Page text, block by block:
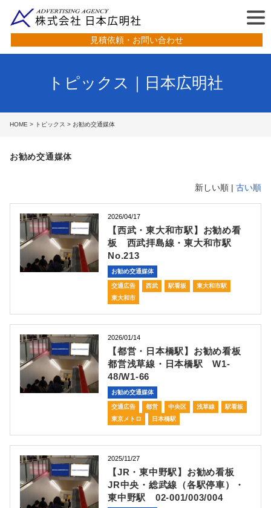
見積依頼・お問い合わせ
トピックス｜日本広明社
HOME > トピックス > お勧め交通媒体
お勧め交通媒体
新しい順 | 古い順
2026/04/17
【西武・東大和市駅】お勧め看
板 西武拝島線・東大和市駅
No.213
お勧め交通媒体
交通広告 西武 駅看板
東大和市駅
東大和市
2026/01/14
【都営・日本橋駅】お勧め看板
都営浅草線・日本橋駅 W1-
48/W1-66
お勧め交通媒体
交通広告 都営 中央区 浅草線
駅看板
東京メトロ
日本橋駅
2025/11/27
【JR・東中野駅】お勧め看板
JR中央・総武線（各駅停車）・
東中野駅 02-001/003/004